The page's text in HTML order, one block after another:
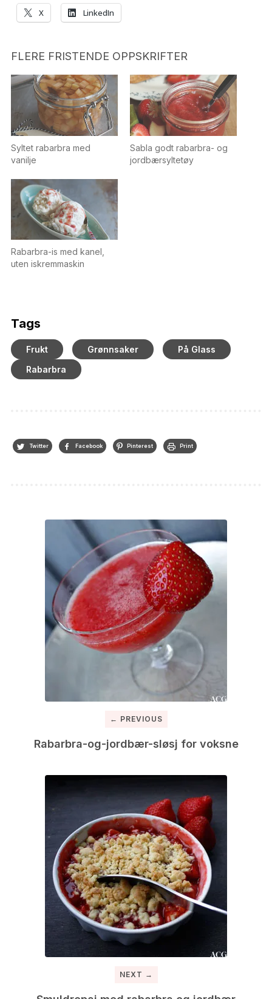
X LinkedIn
FLERE FRISTENDE OPPSKRIFTER
Syltet rabarbra med
vanilje
Sabla godt rabarbra- og
jordbærsyltetøy
Rabarbra-is med kanel,
uten iskremmaskin
Tags
Frukt Grønnsaker
På Glass
Rabarbra
Twitter Facebook Pinterest Print
← PREVIOUS
Rabarbra-og-jordbær-sløsj for voksne
NEXT →